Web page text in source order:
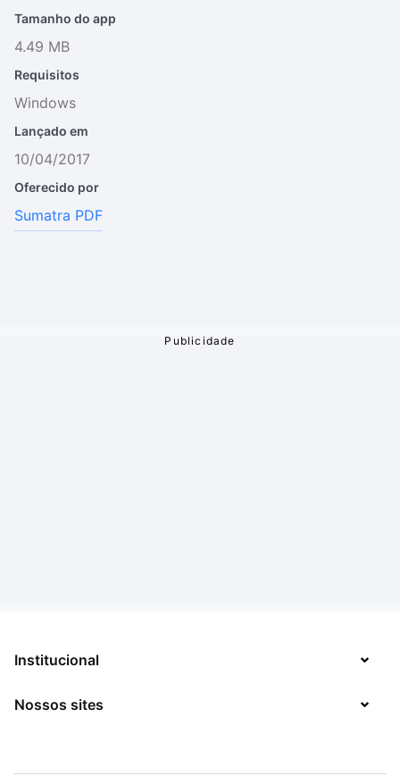
Tamanho do app
4.49 MB
Requisitos
Windows
Lançado em
10/04/2017
Oferecido por
Sumatra PDF
Institucional
Sobre
Nossos sites